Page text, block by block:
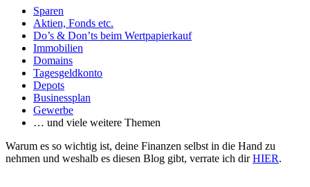
Sparen
Aktien, Fonds etc.
Do’s & Don’ts beim Wertpapierkauf
Immobilien
Domains
Tagesgeldkonto
Depots
Businessplan
Gewerbe
… und viele weitere Themen
Warum es so wichtig ist, deine Finanzen selbst in die Hand zu
nehmen und weshalb es diesen Blog gibt, verrate ich dirHIER.